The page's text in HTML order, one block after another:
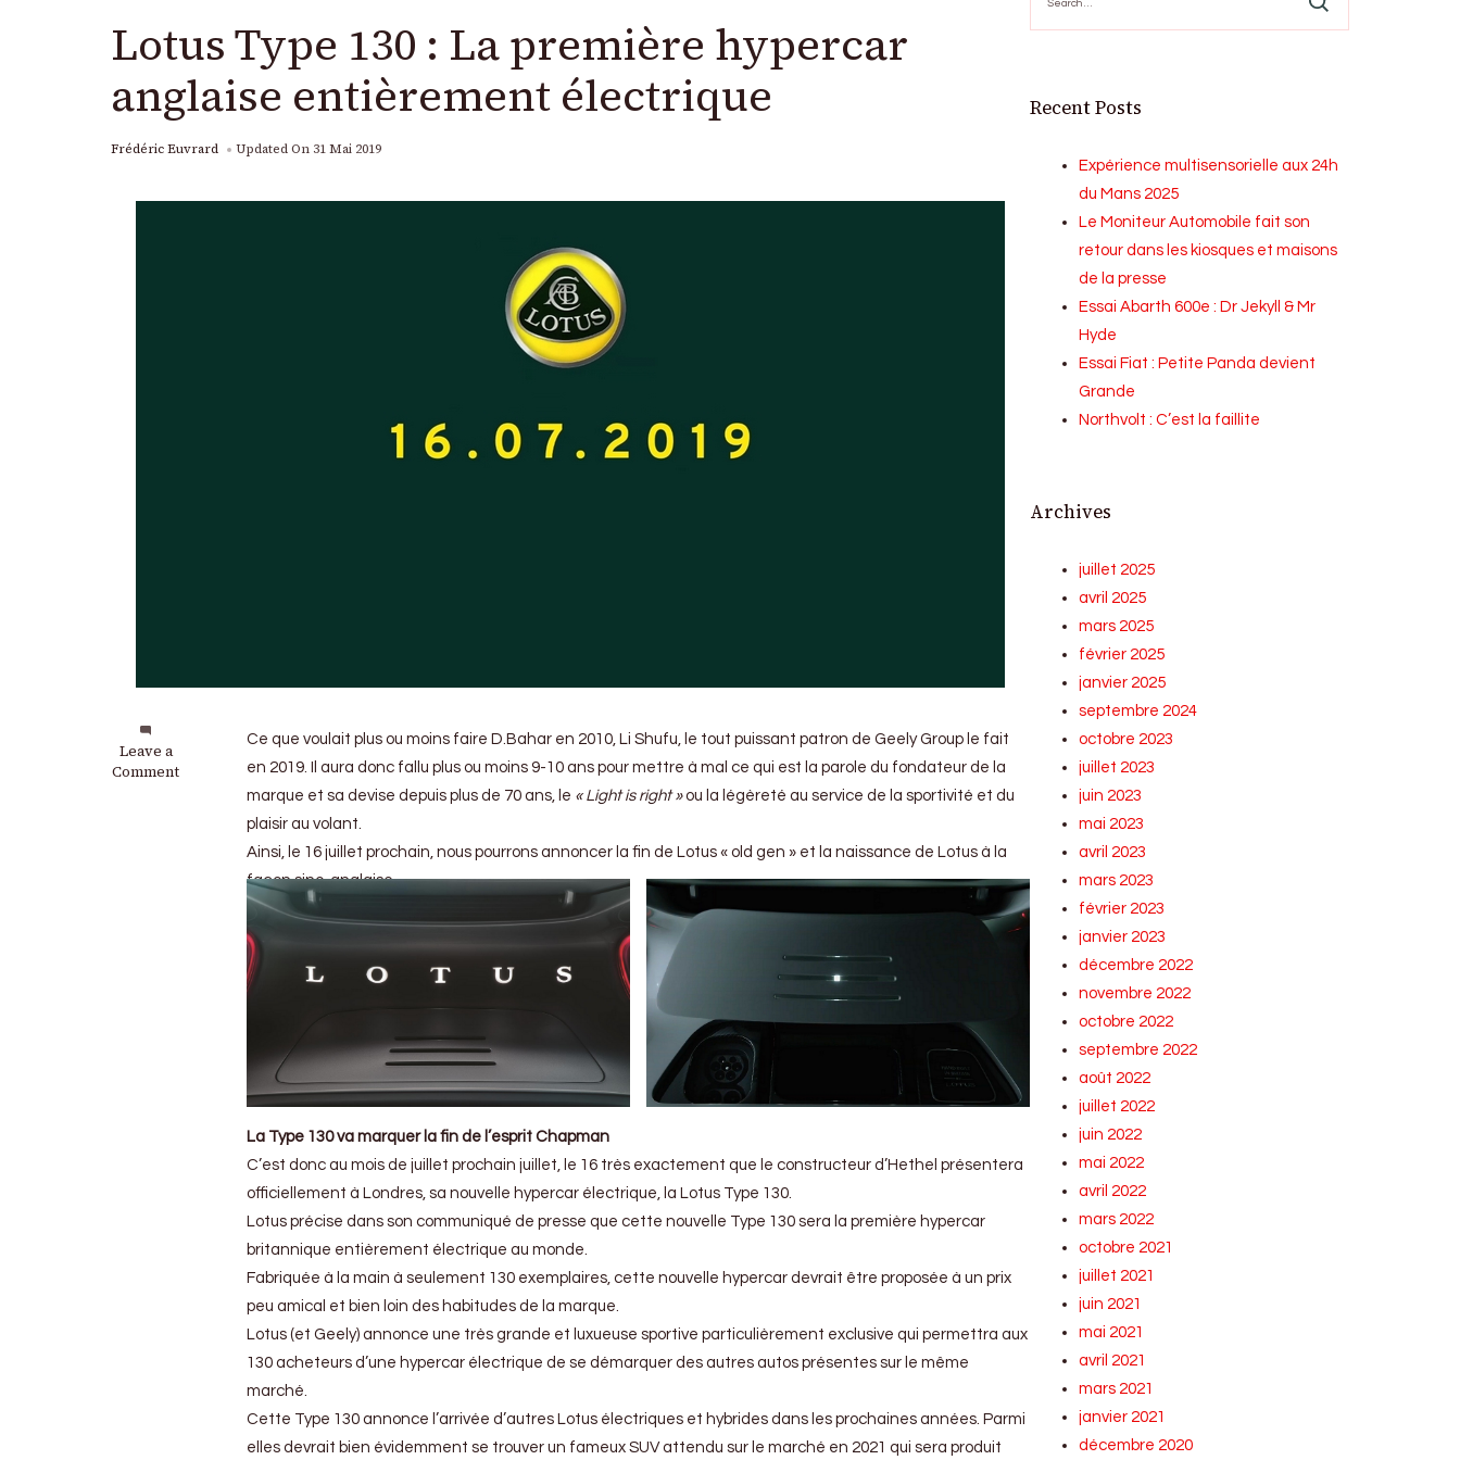
Lotus Type 130 : La première hypercar
anglaise entièrement électrique
Frédéric Euvrard Updated On 31 Mai 2019
Leave a
Comment
on
Lotus
Ce que voulait plus ou moins faire D.Bahar en 2010, Li Shufu, le tout puissant patron de Geely Group le fait
en 2019. Il aura donc fallu plus ou moins 9-10 ans pour mettre à mal ce qui est la parole du fondateur de la
marque et sa devise depuis plus de 70 ans, le « Light is right »ou la légèreté au service de la sportivité et du
plaisir au volant.
Ainsi, le 16 juillet prochain, nous pourrons annoncer la fin de Lotus « old gen » et la naissance de Lotus à la
façon sino-anglaise.
La Type 130 va marquer la fin de l’esprit Chapman
C’est donc au mois de juillet prochain juillet, le 16 très exactement que le constructeur d’Hethel présentera
officiellement à Londres, sa nouvelle hypercar électrique, la Lotus Type 130.
Lotus précise dans son communiqué de presse que cette nouvelle Type 130 sera la première hypercar
britannique entièrement électrique au monde.
Fabriquée à la main à seulement 130 exemplaires, cette nouvelle hypercar devrait être proposée à un prix
peu amical et bien loin des habitudes de la marque.
Lotus (et Geely) annonce une très grande et luxueuse sportive particulièrement exclusive qui permettra aux
130 acheteurs d’une hypercar électrique de se démarquer des autres autos présentes sur le même
marché.
Cette Type 130 annonce l’arrivée d’autres Lotus électriques et hybrides dans les prochaines années. Parmi
elles devrait bien évidemment se trouver un fameux SUV attendu sur le marché en 2021 qui sera produit
Recent Posts
Expérience multisensorielle aux 24h
du Mans 2025
Le Moniteur Automobile fait son
retour dans les kiosques et maisons
de la presse
Essai Abarth 600e : Dr Jekyll & Mr
Hyde
Essai Fiat : Petite Panda devient
Grande
Northvolt : C’est la faillite
Archives
juillet 2025
avril 2025
mars 2025
février 2025
janvier 2025
septembre 2024
octobre 2023
juillet 2023
juin 2023
mai 2023
avril 2023
mars 2023
février 2023
janvier 2023
décembre 2022
novembre 2022
octobre 2022
septembre 2022
août 2022
juillet 2022
juin 2022
mai 2022
avril 2022
mars 2022
octobre 2021
juillet 2021
juin 2021
mai 2021
avril 2021
mars 2021
janvier 2021
décembre 2020